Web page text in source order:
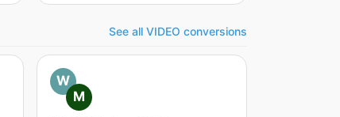
See all VIDEO conversions
W
M